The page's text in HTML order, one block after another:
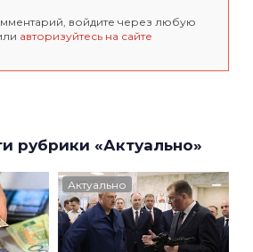
войдите через любую
авторизуйтесь на сайте
рубрики «Актуально»
Актуально